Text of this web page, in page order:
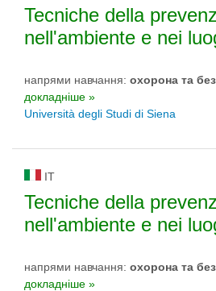
Tecniche della
nell'ambiente e nei
напрями навчання: охорона та
докладніше »
Università degli Studi di Siena
IT
Tecniche della
nell'ambiente e nei
напрями навчання: охорона та
докладніше »